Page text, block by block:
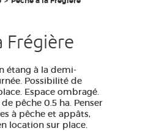
Frégière
étang à la demi-
Possibilité de
Espace ombragé.
pêche 0.5 ha. Penser
à pêche et appâts,
location sur place.